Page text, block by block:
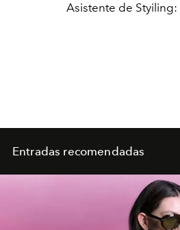
Asistente de Styiling:
Entradas recomendadas